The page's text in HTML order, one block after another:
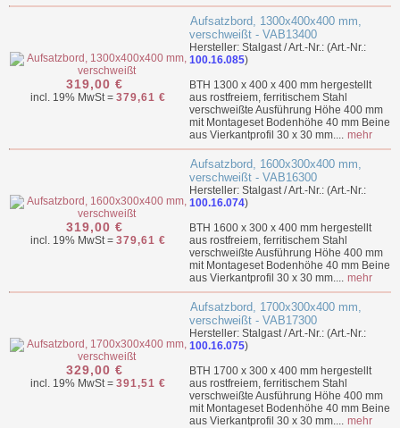
319,00 €
incl. 19% MwSt = 379,61 €
Aufsatzbord, 1300x400x400 mm,
verschweißt - VAB13400
Hersteller: Stalgast / Art.-Nr.: (Art.-Nr.:
100.16.085)
BTH 1300 x 400 x 400 mm hergestellt
aus rostfreiem, ferritischem Stahl
verschweißte Ausführung Höhe 400 mm
mit Montageset Bodenhöhe 40 mm Beine
aus Vierkantprofil 30 x 30 mm.... mehr
319,00 €
incl. 19% MwSt = 379,61 €
Aufsatzbord, 1600x300x400 mm,
verschweißt - VAB16300
Hersteller: Stalgast / Art.-Nr.: (Art.-Nr.:
100.16.074)
BTH 1600 x 300 x 400 mm hergestellt
aus rostfreiem, ferritischem Stahl
verschweißte Ausführung Höhe 400 mm
mit Montageset Bodenhöhe 40 mm Beine
aus Vierkantprofil 30 x 30 mm.... mehr
329,00 €
incl. 19% MwSt = 391,51 €
Aufsatzbord, 1700x300x400 mm,
verschweißt - VAB17300
Hersteller: Stalgast / Art.-Nr.: (Art.-Nr.:
100.16.075)
BTH 1700 x 300 x 400 mm hergestellt
aus rostfreiem, ferritischem Stahl
verschweißte Ausführung Höhe 400 mm
mit Montageset Bodenhöhe 40 mm Beine
aus Vierkantprofil 30 x 30 mm.... mehr